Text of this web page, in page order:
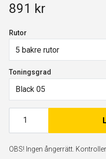
891 kr
Rutor
5 bakre rutor
Toningsgrad
Black 05
OBS! Ingen ångerrätt.